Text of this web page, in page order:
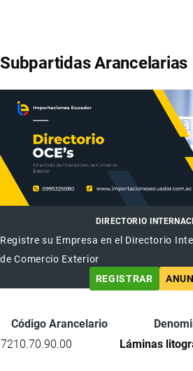
Subpartidas Arancelarias
DIRECTORIO
Registre su Empresa en el Directorio
de Comercio Exterior
REGISTRAR
Código Arancelario
7210.70.90.00
Láminas